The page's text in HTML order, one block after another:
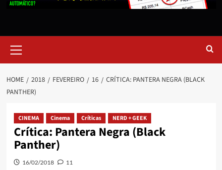
HOME 2018 FEVEREIRO 16
CRÍTICA: PANTERA NEGRA (BLACK
PANTHER)
CINEMA Cinema Críticas NERD + GEEK
Crítica: Pantera Negra (Black
Panther)
16/02/2018 11